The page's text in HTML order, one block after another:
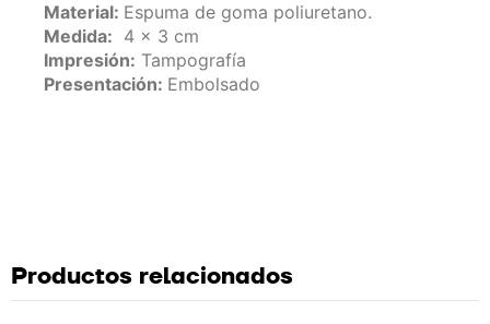
Material: Espuma de goma poliuretano.
Medida: 4 x 3 cm
Impresión: Tampografía
Presentación: Embolsado
Productos relacionados